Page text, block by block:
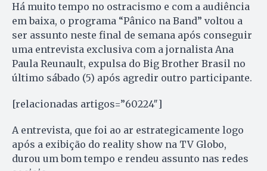
Há muito tempo no ostracismo e com a audiência
em baixa, o programa “Pânico na Band” voltou a
ser assunto neste final de semana após conseguir
uma entrevista exclusiva com a jornalista Ana
Paula Reunault, expulsa do Big Brother Brasil no
último sábado (5) após agredir outro participante.
[relacionadas artigos=”60224″]
A entrevista, que foi ao ar estrategicamente logo
após a exibição do reality show na TV Globo,
durou um bom tempo e rendeu assunto nas redes